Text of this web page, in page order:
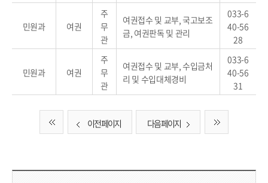
민원과 여권
주
무
관
여권접수 및 교부, 국고보조
금, 여권판독 및 관리
033-6
40-56
28
민원과 여권
주
무
관
여권접수 및 교부, 수입금처
리 및 수입대체경비
033-6
40-56
31
이전 페이지 다음 페이지
담당부서 정보 & 컨텐츠 만족도 조사 & 공공저작물 자유이용 허락 표시